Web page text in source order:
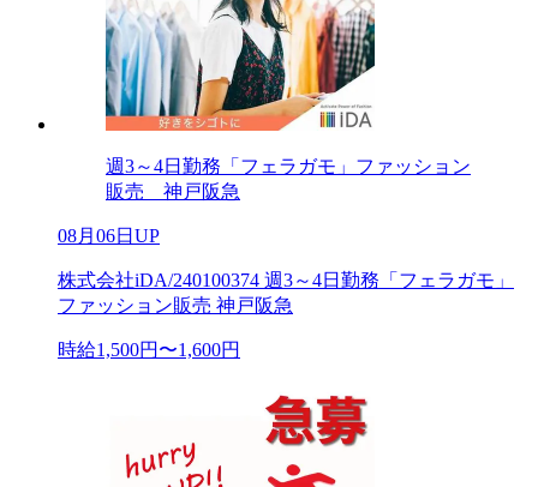
週3～4日勤務「フェラガモ」ファッション
販売 神戸阪急
08月06日UP
株式会社iDA/240100374 週3～4日勤務「フェラガモ」
ファッション販売 神戸阪急
時給1,500円〜1,600円